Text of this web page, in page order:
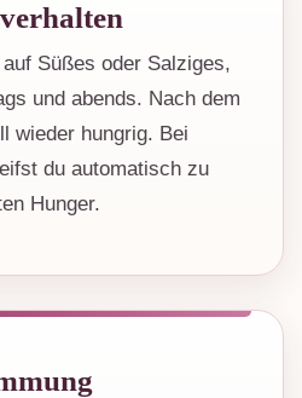
Süßes oder Salziges,
und abends. Nach dem
wieder hungrig. Bei
du automatisch zu
Hunger.